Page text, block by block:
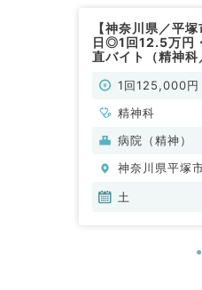
【神奈川県／平
日◎1回12.5万円
直バイト（精神科
1回125,000円
精神科
病院（精神）
神奈川県平塚
土